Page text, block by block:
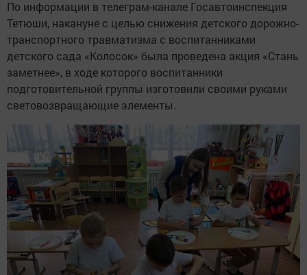
По информации в телеграм-канале Госавтоинспекция
Тетюши, накануне с целью снижения детского дорожно-
транспортного травматизма с воспитанниками
детского сада «Колосок» была проведена акция «Стань
заметнее», в ходе которого воспитанники
подготовительной группы изготовили своими руками
световозвращающие элементы.